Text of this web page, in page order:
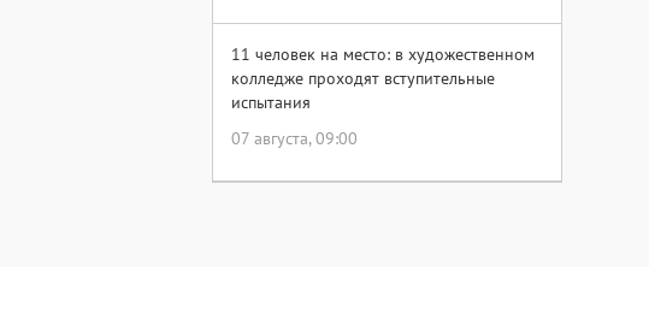
11 человек на место: в художественном
колледже проходят вступительные
испытания
07 августа, 09:00